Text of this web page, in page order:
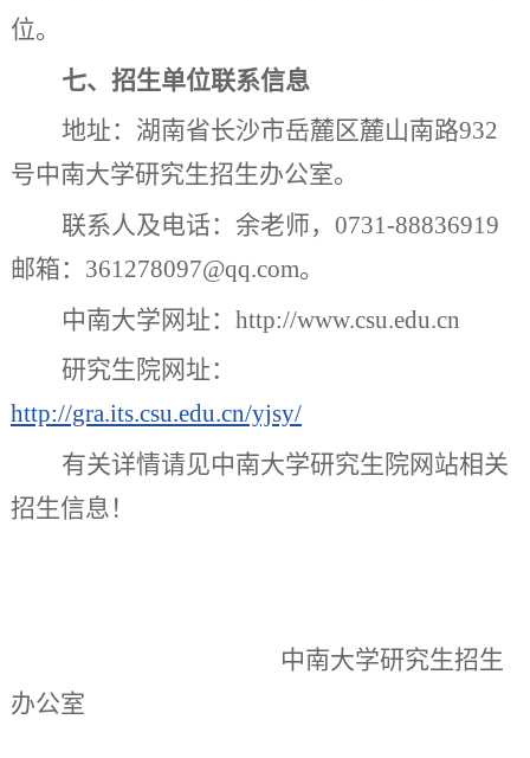
位。
七、招生单位联系信息
地址：湖南省长沙市岳麓区麓山南路932
号中南大学研究生招生办公室。
联系人及电话：余老师， 0731-88836919
邮箱： 361278097@qq.com。
中南大学网址： http://www.csu.edu.cn
研究生院网址：
http://gra.its.csu.edu.cn/yjsy/
有关详情请见中南大学研究生院网站相关
招生信息！
中南大学研究生招生
办公室